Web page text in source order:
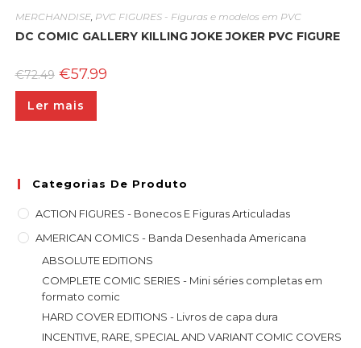
MERCHANDISE, PVC FIGURES - Figuras e modelos em PVC
DC COMIC GALLERY KILLING JOKE JOKER PVC FIGURE
€72.49 O
preço
original
era:
€57.99O
Ler mais
Categorias De Produto
ACTION FIGURES - Bonecos E Figuras Articuladas
AMERICAN COMICS - Banda Desenhada Americana
ABSOLUTE EDITIONS
COMPLETE COMIC SERIES - Mini séries completas em
formato comic
HARD COVER EDITIONS - Livros de capa dura
INCENTIVE, RARE, SPECIAL AND VARIANT COMIC COVERS